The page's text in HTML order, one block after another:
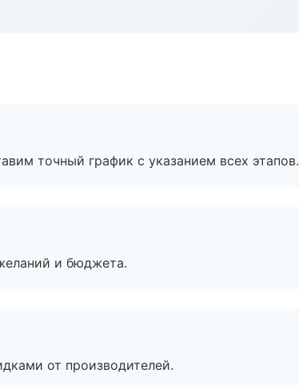
точный график с указанием всех этапов.
и бюджета.
от производителей.